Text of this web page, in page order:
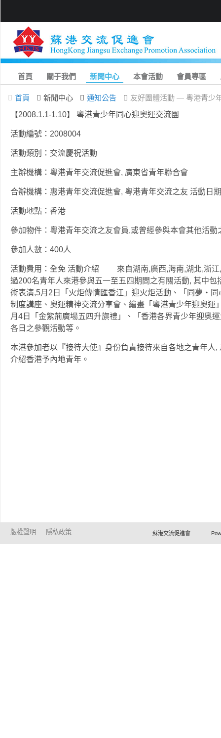
首頁 關于我們 新聞中心 本會活動 會員專區
首頁 新聞中心 通知公告
友好團體活動 — 粵港青少
【2008.1.1-1.10】 粵港青少年同心迎奧運交流團
活動編號：2008004
活動類別：交流慶祝活動
主辦機構：粵港青年交流促進會, 廣東省青年聯合會
合辦機構：惠港青年交流促進會, 粵港青年交流之友 活動日
活動地點：香港
參加物件：粵港青年交流之友會員,或曾經參與本會其他活動
參加人數：400人
活動費用：全免 活動介紹 來自湖南,廣西,海南,湖北,浙江,
過200名青年人來港參與五一至五四期間之有關活動, 其中
術表演,5月2日「火炬傳情匯香江」迎火炬活動、「同夢‧
制度講座、奧運精神交流分享會、繪畫「粵港青少年迎奧運
月4日「金紫荊廣場五四升旗禮」、「香港各界青少年迎奧
各日之參觀活動等。
本港參加者以『接待大使』身份負責接待來自各地之青年人
介紹香港予內地青年。
版權聲明 隱私政策 蘇港交流促進會